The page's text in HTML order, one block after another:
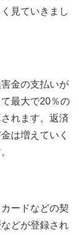
見ていきまし
金の支払いが
最大で20％の
れます。返済
は増えていく
ードなどの契
どが登録され